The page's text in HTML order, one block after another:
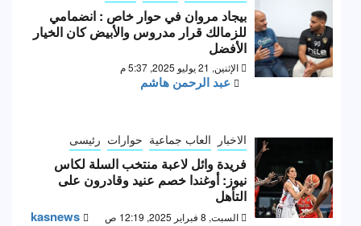
بيجاد مروان في حوار خاص : انضمامي
للزمالك قرار مدروس والأبيض كان الخيار
الأفضل
الإثنين, 21 يوليو 2025, 5:37 م
عبد الرحمن هاشم
الاخبار العاب جماعية حوارات رئيسى
فريدة وائل لاعبة منتخب السلة لكاس
نيوز: أوغندا خصم عنيد وقادرون على
التأهل
السبت, 8 فبراير 2025, 12:19 ص kasnews